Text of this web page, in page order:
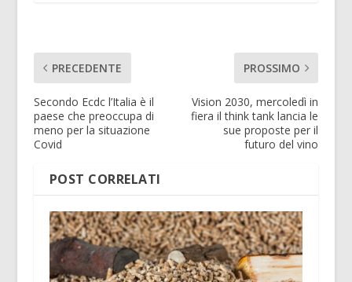
PRECEDENTE
Secondo Ecdc l’Italia è il
paese che preoccupa di
meno per la situazione
Covid
PROSSIMO
Vision 2030, mercoledì in
fiera il think tank lancia le
sue proposte per il
futuro del vino
POST CORRELATI